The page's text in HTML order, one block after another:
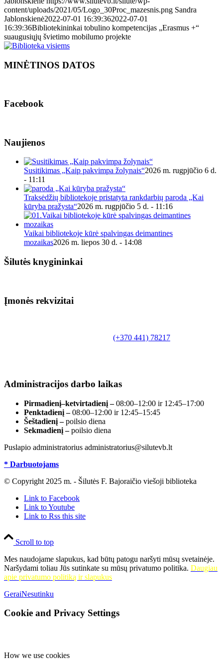
content/uploads/2021/05/Logo_30Proc_mazesnis.png Sandra
Jablonskienė2022-07-01 16:39:362022-07-01
16:39:36Bibliotekininkai tobulino kompetencijas „Erasmus +“
suaugusiųjų švietimo mobilumo projekte
MINĖTINOS DATOS
Facebook
Naujienos
Susitikimas „Kaip pakvimpa žolynais“2026 m. rugpjūčio 6 d.
- 11:11
Traksėdžių bibliotekoje pristatyta rankdarbių paroda „Kai
kūryba pražysta“2026 m. rugpjūčio 5 d. - 11:16
Vaikai bibliotekoje kūrė spalvingas deimantines
mozaikas2026 m. liepos 30 d. - 14:08
Šilutės knygininkai
Įmonės rekvizitai
(+370 441) 78217
Administracijos darbo laikas
Pirmadienį–ketvirtadienį –08:00–12:00 ir 12:45–17:00
Penktadienį –08:00–12:00 ir 12:45–15:45
Šeštadienį –poilsio diena
Sekmadienį –poilsio diena
Puslapio administratorius administratorius@silutevb.lt
* Darbuotojams
© Copyright 2025 m. - Šilutės F. Bajoraičio viešoji biblioteka
Link to Facebook
Link to Youtube
Link to Rss this site
Scroll to top
Mes naudojame slapukus, kad būtų patogu naršyti mūsų svetainėje.
Naršydami toliau Jūs sutinkate su mūsų privatumo politika. Daugiau
apie privatumo politiką ir slapukus
GeraiNesutinku
Cookie and Privacy Settings
How we use cookies